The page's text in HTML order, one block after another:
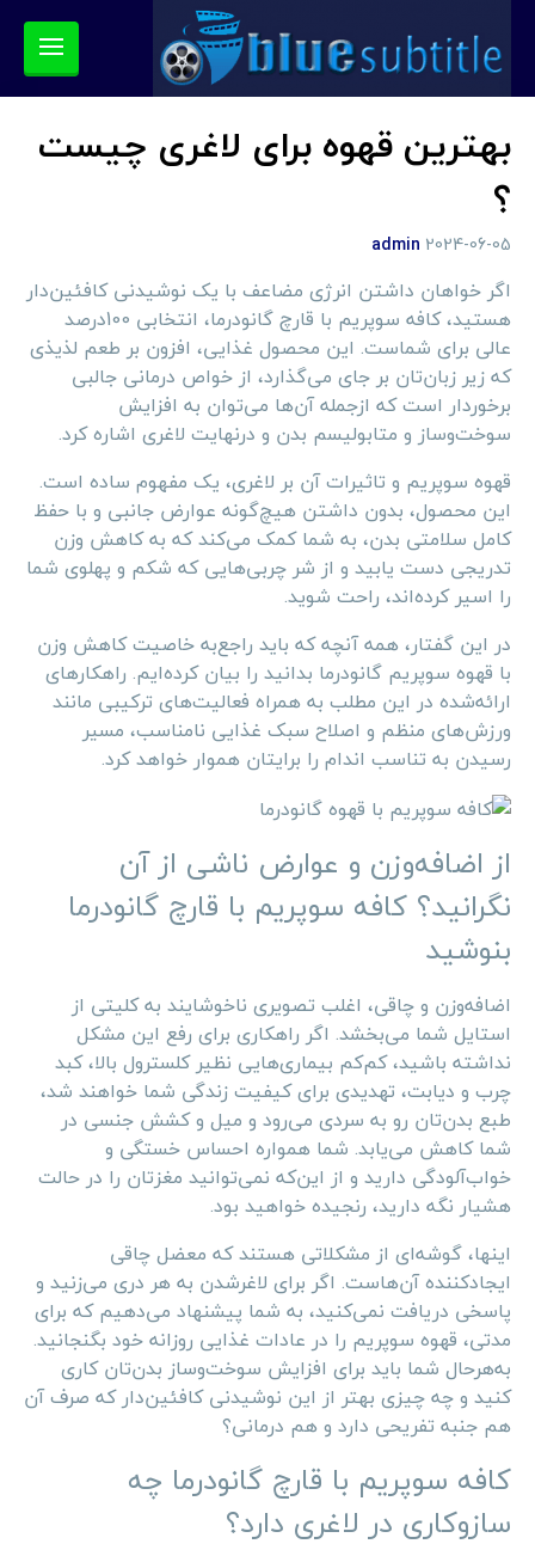
بهترین قهوه برای لاغری چیست
؟
admin 2024-06-05
اگر خواهان داشتن انرژی مضاعف با یک نوشیدنی کافئین‌دار
هستید، کافه سوپریم با قارچ گانودرما، انتخابی 100درصد
عالی برای شماست. این محصول غذایی، افزون بر طعم لذیذی
که زیر زبان‌تان بر جای می‌گذارد، از خواص درمانی جالبی
برخوردار است که ازجمله آن‌ها می‌توان به افزایش
سوخت‌وساز و متابولیسم بدن و درنهایت لاغری اشاره کرد.
قهوه سوپریم و تاثیرات آن بر لاغری، یک مفهوم ساده است.
این محصول، بدون داشتن هیچ‌گونه عوارض جانبی و با حفظ
کامل سلامتی بدن، به شما کمک می‌کند که به کاهش وزن
تدریجی دست یابید و از شر چربی‌هایی که شکم و پهلوی شما
را اسیر کرده‌اند، راحت شوید.
در این گفتار، همه آنچه که باید راجع‌به خاصیت کاهش وزن
با قهوه سوپریم گانودرما بدانید را بیان کرده‌ایم. راهکارهای
ارا‌ئه‌شده در این مطلب به همراه فعالیت‌های ترکیبی مانند
ورزش‌های منظم و اصلاح سبک غذایی نامناسب، مسیر
رسیدن به تناسب اندام را برایتان هموار خواهد کرد.
از اضافه‌وزن و عوارض ناشی از آن
نگرانید؟ کافه سوپریم با قارچ گانودرما
بنوشید
اضافه‌وزن و چاقی، اغلب تصویری ناخوشایند به کلیتی از
استایل شما می‌بخشد. اگر راهکاری برای رفع این مشکل
نداشته باشید، کم‌کم بیماری‌هایی نظیر کلسترول بالا، کبد
چرب و دیابت، تهدیدی برای کیفیت زندگی شما خواهند شد،
طبع بدن‌تان رو به سردی می‌رود و میل و کشش جنسی در
شما کاهش می‌یابد. شما همواره احساس خستگی و
خواب‌آلودگی دارید و از این‌که نمی‌توانید مغزتان را در حالت
هشیار نگه دارید، رنجیده خواهید بود.
اینها، گوشه‌ای از مشکلاتی هستند که معضل چاقی
ایجادکننده آن‌هاست. اگر برای لاغرشدن به هر دری می‌زنید و
پاسخی دریافت نمی‌کنید، به شما پیشنهاد می‌دهیم که برای
مدتی، قهوه سوپریم را در عادات غذایی روزانه خود بگنجانید.
به‌هرحال شما باید برای افزایش سوخت‌وساز بدن‌تان کاری
کنید و چه چیزی بهتر از این نوشیدنی کافئین‌دار که صرف آن
هم جنبه تفریحی دارد و هم درمانی؟
کافه سوپریم با قارچ گانودرما چه
سازوکاری در لاغری دارد؟